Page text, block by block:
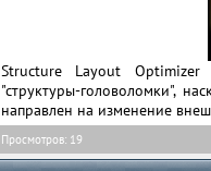
Structure Layout
"структуры-головоломки",
направлен на изменение
Просмотров: 19